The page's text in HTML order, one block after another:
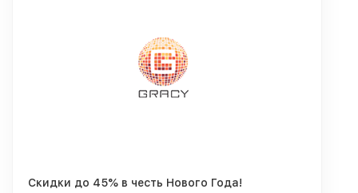
Скидки до 45% в честь Нового Года!